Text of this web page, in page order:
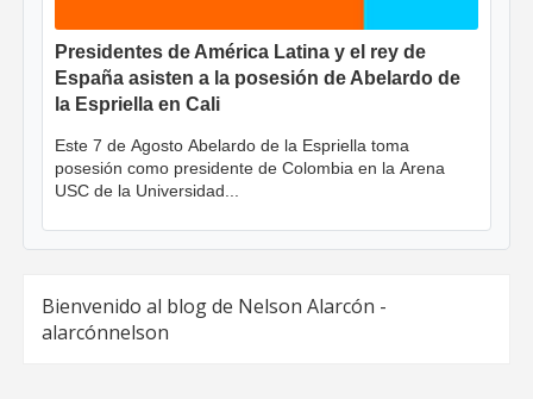
Presidentes de América Latina y el rey de
España asisten a la posesión de Abelardo de
la Espriella en Cali
Este 7 de Agosto Abelardo de la Espriella toma
posesión como presidente de Colombia en la Arena
USC de la Universidad...
Bienvenido al blog de Nelson Alarcón -
alarcónnelson